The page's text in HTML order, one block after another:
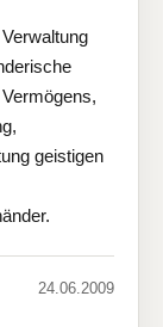
geistigen
24.06.2009